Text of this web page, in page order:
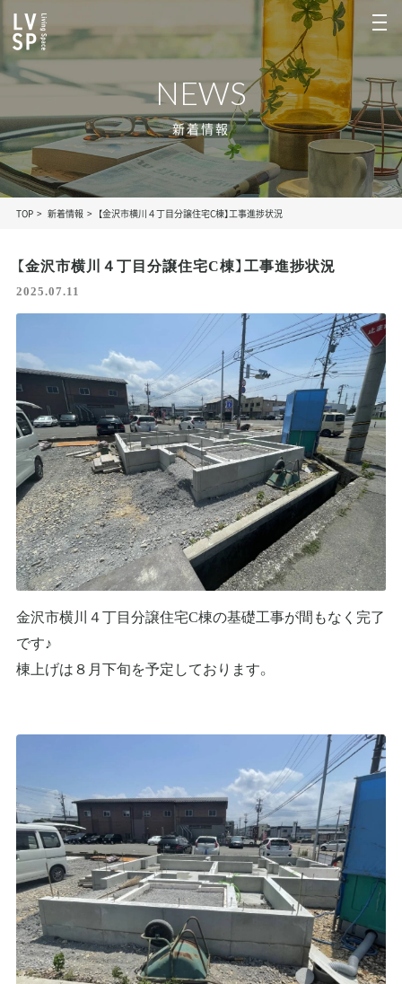
NEWS
新着情報
TOP 新着情報 【金沢市横川４丁目分譲住宅C棟】工事進捗状況
【金沢市横川４丁目分譲住宅C棟】工事進捗状況
2025.07.11
金沢市横川４丁目分譲住宅C棟の基礎工事が間もなく完了
です♪
棟上げは８月下旬を予定しております。